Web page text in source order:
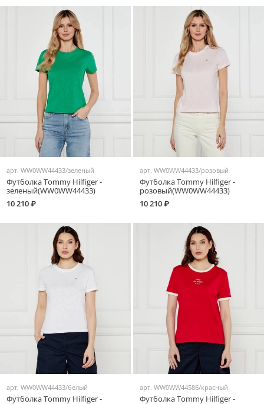
арт.WW0WW44433/зеленый
Футболка Tommy Hilfiger -
зеленый(WW0WW44433)
10 210 ₽
арт. WW0WW44433/розовый
Футболка Tommy Hilfiger -
розовый(WW0WW44433)
10 210 ₽
арт.WW0WW44433/белый
Футболка Tommy Hilfiger -
арт. WW0WW44586/красный
Футболка Tommy Hilfiger -